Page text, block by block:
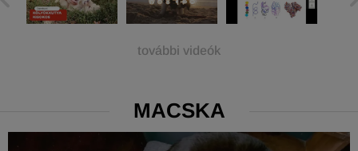
további videók
MACSKA